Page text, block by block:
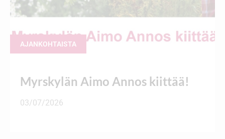
AJANKOHTAISTA
Myrskylän Aimo Annos kiittää!
03/07/2026